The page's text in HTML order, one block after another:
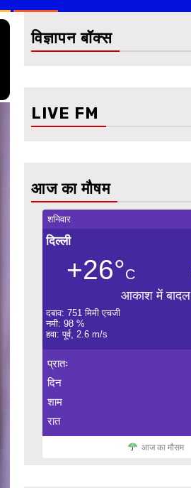
विज्ञापन बॉक्स
LIVE FM
आज का मौषम
शनिवार
दिल्ली
+26°C
आकाश में बादल
दबाव: 751 मिमी एचजी
नमी: 98 %
हवा: पूर्व, 2.6 m/s
प्रातः
दिन
शाम
रात
आज का मौसम